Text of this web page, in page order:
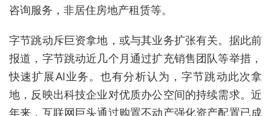
咨询服务，非居住房地产租赁等。
字节跳动斥巨资拿地，或与其业务扩张有关。据此前
报道， 字节跳动近几个月通过扩充销售团队等举措 ，
快速扩展AI业务。也有分析认为，字节跳动此次拿
地，反映出科技企业对优质办公空间的持续需求。近
年来，互联网巨头通过购置不动产强化资产配置已成